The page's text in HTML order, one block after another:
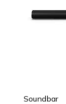
Soundbar